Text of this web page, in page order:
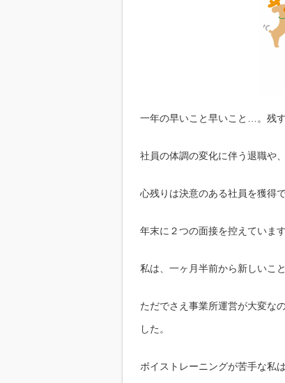
一年の早いこと早いこと…。残
社員の体調の変化に伴う退職や
心残りは決意のある社員を獲得
年末に２つの面接を控えていま
私は、一ヶ月半前から新しいこ
ただでさえ事業所運営が大変な
した。
ボイストレーニングが苦手な私